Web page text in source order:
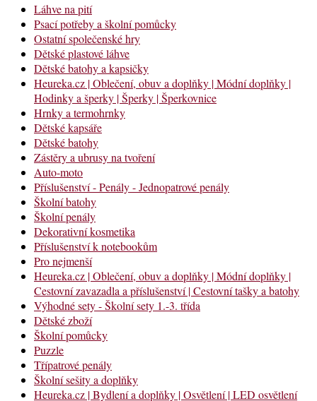
Láhve na pití
Psací potřeby a školní pomůcky
Ostatní společenské hry
Dětské plastové láhve
Dětské batohy a kapsičky
Heureka.cz | Oblečení, obuv a doplňky | Módní doplňky |
Hodinky a šperky | Šperky | Šperkovnice
Hrnky a termohrnky
Dětské kapsáře
Dětské batohy
Zástěry a ubrusy na tvoření
Auto-moto
Příslušenství - Penály - Jednopatrové penály
Školní batohy
Školní penály
Dekorativní kosmetika
Příslušenství k notebookům
Pro nejmenší
Heureka.cz | Oblečení, obuv a doplňky | Módní doplňky |
Cestovní zavazadla a příslušenství | Cestovní tašky a batohy
Výhodné sety - Školní sety 1.-3. třída
Dětské zboží
Školní pomůcky
Puzzle
Třípatrové penály
Školní sešity a doplňky
Heureka.cz | Bydlení a doplňky | Osvětlení | LED osvětlení